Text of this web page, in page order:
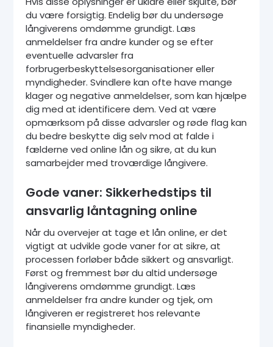
du være forsigtig. Endelig bør du undersøge
långiverens omdømme grundigt. Læs
anmeldelser fra andre kunder og se efter
eventuelle advarsler fra
forbrugerbeskyttelsesorganisationer eller
myndigheder. Svindlere kan ofte have mange
klager og negative anmeldelser, som kan hjælpe
dig med at identificere dem. Ved at være
opmærksom på disse advarsler og røde flag kan
du bedre beskytte dig selv mod at falde i
fælderne ved online lån og sikre, at du kun
samarbejder med troværdige långivere.
Gode vaner: Sikkerhedstips til
ansvarlig låntagning online
Når du overvejer at tage et lån online, er det
vigtigt at udvikle gode vaner for at sikre, at
processen forløber både sikkert og ansvarligt.
Først og fremmest bør du altid undersøge
långiverens omdømme grundigt. Læs
anmeldelser fra andre kunder og tjek, om
långiveren er registreret hos relevante
finansielle myndigheder.